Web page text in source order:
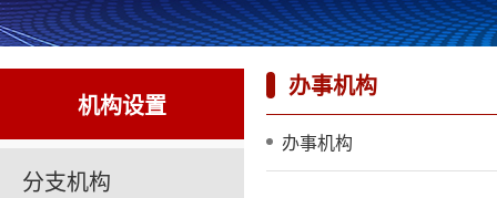
机构设置
分支机构
办事机构
办事机构